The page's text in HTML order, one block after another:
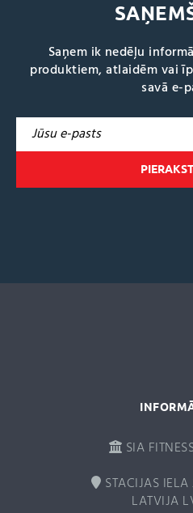
Saņem ik nedēļu
produktiem, atlaidēm vai
savā e-
SIA
STACIJAS
LATVIJA